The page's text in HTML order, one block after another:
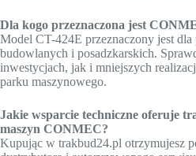
Dla kogo przeznaczona jest
Model CT-424E przeznaczony jest
budowlanych i posadzkarskich.
inwestycjach, jak i mniejszych
parku maszynowego.
Jakie wsparcie techniczne oferuje
maszyn CONMEC?
Kupując w trakbud24.pl otrzymujesz